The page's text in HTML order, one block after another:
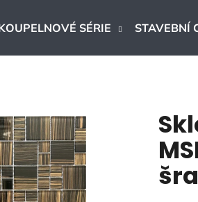
SÉRIE STAVEBNÍ
najít?
HLEDAT